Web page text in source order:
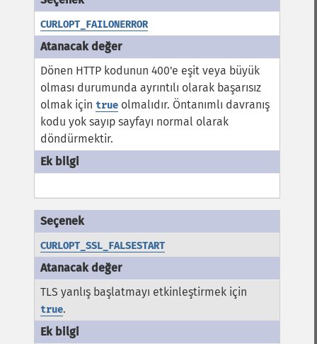
CURLOPT_FAILONERROR
Dönen HTTP kodunun 400'e eşit veya büyük
olması durumunda ayrıntılı olarak başarısız
olmak için true olmalıdır. Öntanımlı davranış
kodu yok sayıp sayfayı normal olarak
döndürmektir.
CURLOPT_SSL_FALSESTART
TLS yanlış başlatmayı etkinleştirmek için
true.